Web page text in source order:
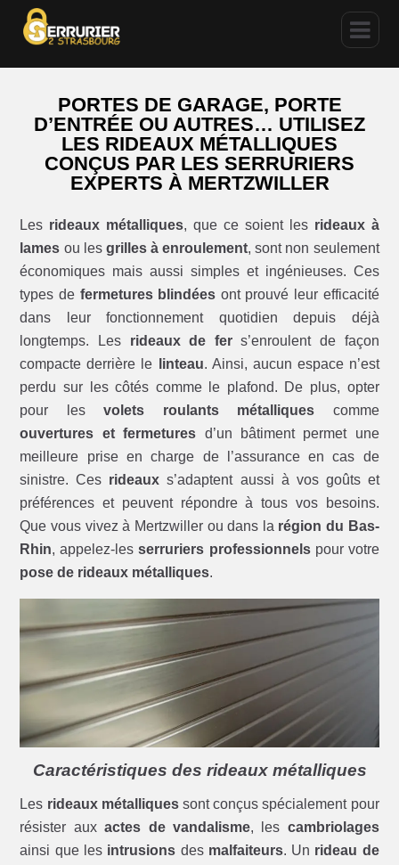
PORTES DE GARAGE, PORTE
D’ENTRÉE OU AUTRES… UTILISEZ
LES RIDEAUX MÉTALLIQUES
CONÇUS PAR LES SERRURIERS
EXPERTS À MERTZWILLER
Les rideaux métalliques, que ce soient les rideaux à
lames ou les grilles à enroulement, sont non seulement
économiques mais aussi simples et ingénieuses. Ces
types de fermetures blindées ont prouvé leur efficacité
dans leur fonctionnement quotidien depuis déjà
longtemps. Les rideaux de fers’enroulent de façon
compacte derrière le
linteau. Ainsi, aucun espace n’est
perdu sur les côtés comme le plafond. De plus, opter
pour lesvolets roulants métalliques comme
ouvertures et fermetures d’un bâtiment permet une
meilleure prise en charge de l’assurance en cas de
sinistre. Ces rideaux s’adaptent aussi à vos goûts et
préférences et peuvent répondre à tous vos besoins.
Que vous vivez à Mertzwiller ou dans la région du Bas-
Rhin, appelez-lesserruriers professionnelspour votre
pose de rideaux métalliques.
Caractéristiques des rideaux métalliques
Les rideaux métalliquessont conçus spécialement pour
résister auxactes de vandalisme, les cambriolages
ainsi que les intrusions des malfaiteurs. Un rideau de